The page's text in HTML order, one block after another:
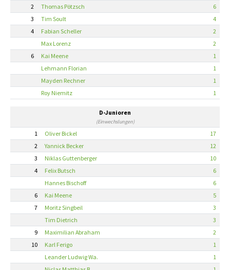
2
Thomas Pötzsch
6
3
Tim Soult
4
4
Fabian Scheller
2
Max Lorenz
2
6
Kai Meene
1
Lehmann Florian
1
Mayden Rechner
1
Roy Niemitz
1
D-Junioren
(Einwechslungen)
1 Oliver Bickel
17
2
Yannick Becker
12
3
Niklas Guttenberger
10
4
Felix Butsch
6
Hannes Bischoff
6
6
Kai Meene
5
7
Moritz Singbeil
3
Tim Dietrich
3
9
Maximilian Abraham
2
10
Karl Ferigo
1
Leander Ludwig Wa.
1